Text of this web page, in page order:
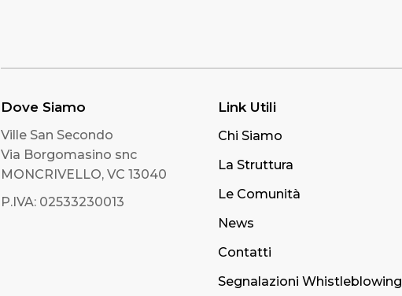
Dove Siamo
Ville San Secondo
Via Borgomasino snc
MONCRIVELLO, VC 13040
P.IVA: 02533230013
Link Utili
Chi Siamo
La Struttura
Le Comunità
News
Contatti
Segnalazioni Whistleblowing